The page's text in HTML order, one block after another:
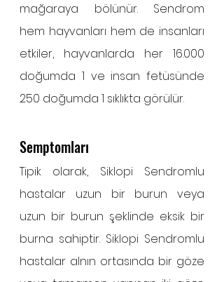
mağaraya bölünür. Sendrom
hem hayvanları hem de insanları
etkiler, hayvanlarda her 16.000
doğumda 1 ve insan fetüsünde
250 doğumda 1 sıklıkta görülür.
Semptomları
Tipik olarak, Siklopi Sendromlu
hastalar uzun bir burun veya
uzun bir burun şeklinde eksik bir
burna sahiptir. Siklopi Sendromlu
hastalar alnın ortasında bir göze